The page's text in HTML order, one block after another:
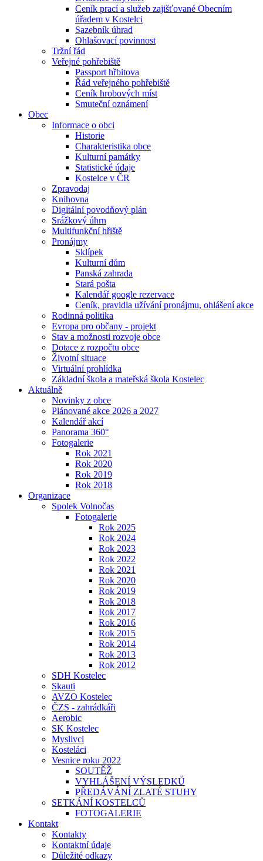
Ceník prací a služeb zajišťované Obecním
úřadem v Kostelci
Sazebník úhrad
Ohlašovací povinnost
Tržní řád
Veřejné pohřebiště
Passport hřbitova
Řád veřejného pohřebiště
Ceník hrobových míst
Smuteční oznámení
Obec
Informace o obci
Historie
Charakteristika obce
Kulturní památky
Statistické údaje
Kostelce v ČR
Zpravodaj
Knihovna
Digitální povodňový plán
Srážkový úhrn
Multifunkční hřiště
Pronájmy
Sklípek
Kulturní dům
Panská zahrada
Stará pošta
Kalendář google rezervace
Ceník, pravidla užívání pronájmu, ohlášení akce
Rodinná politika
Evropa pro občany - projekt
Stav a možnosti rozvoje obce
Dotace z rozpočtu obce
Životní situace
Virtuální prohlídka
Základní škola a mateřská škola Kostelec
Aktuálně
Novinky z obce
Plánované akce 2026 a 2027
Kalendář akcí
Panorama 360°
Fotogalerie
Rok 2021
Rok 2020
Rok 2019
Rok 2018
Organizace
Spolek Volnočas
Fotogalerie
Rok 2025
Rok 2024
Rok 2023
Rok 2022
Rok 2021
Rok 2020
Rok 2019
Rok 2018
Rok 2017
Rok 2016
Rok 2015
Rok 2014
Rok 2013
Rok 2012
SDH Kostelec
Skauti
AVZO Kostelec
ČZS - zahrádkáři
Aerobic
SK Kostelec
Myslivci
Kosteláci
Vesnice roku 2022
SOUTĚŽ
VYHLÁŠENÍ VÝSLEDKŮ
PŘEDÁVÁNÍ ZLATÉ STUHY
SETKÁNÍ KOSTELCŮ
FOTOGALERIE
Kontakt
Kontakty
Kontaktní údaje
Důležité odkazy